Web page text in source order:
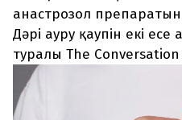
Заң және тәртіп
Редакциямен байланыс
+7 708 604 51 06
Жарнама бөлімі
+7 701 220 64 52
Пошта
zhasalash100@gmail.com
енгізіңіз, біз қалғанын
анастрозол
Дәрі ауру қаупін екі
туралы The